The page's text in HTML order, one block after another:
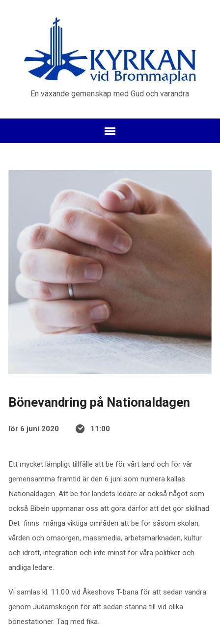
En växande gemenskap med Gud och varandra
Bönevandring på Nationaldagen
lör 6 juni 2020 11:00
Ett mycket lämpligt tillfälle att be för vårt land och för vår
gemensamma framtid är den 6 juni som numera kallas
Nationaldagen. Att be för landets ledare är också något som
också Bibeln uppmanar oss att göra därför att det gör skillnad.
Det finns många viktiga områden att be för såsom skolan,
vården och omsorgen, massmedia, arbetsmarknaden, kultur
och idrott, integration och inte minst för våra politiker och
andliga ledare.
Vi samlas kl. 11.00 vid Åkeshovs T-bana för att sedan vandra
genom Judarnskogen för att sedan stanna till vid olika
bönestationer. Tag med fika.